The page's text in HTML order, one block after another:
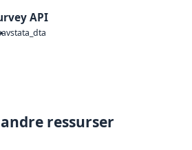
API
stata_dta
ressurser